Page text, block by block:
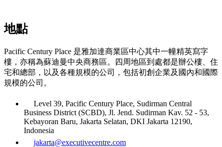
地點
Pacific Century Place 是雅加達商業區中心其中一幢精英寫字
樓，亦稱為蘇迪曼中央商務區。四周地區到處都是辦公樓、住
宅和總部，以及各種規模的公司，包括初創企業及國內和國際
規模的公司。
Level 39, Pacific Century Place, Sudirman Central
Business District (SCBD), Jl. Jend. Sudirman Kav. 52 - 53,
Kebayoran Baru, Jakarta Selatan, DKI Jakarta 12190,
Indonesia
jakarta@executivecentre.com